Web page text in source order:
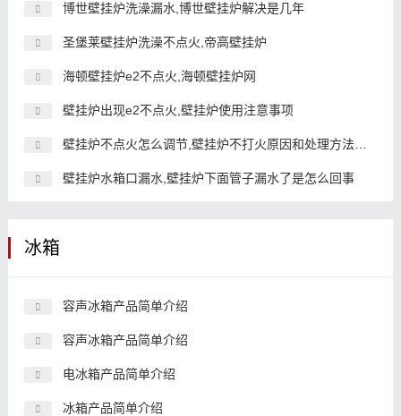
博世壁挂炉洗澡漏水,博世壁挂炉解决是几年
圣堡莱壁挂炉洗澡不点火,帝高壁挂炉
海顿壁挂炉e2不点火,海顿壁挂炉网
壁挂炉出现e2不点火,壁挂炉使用注意事项
壁挂炉不点火怎么调节,壁挂炉不打火原因和处理方法视频
壁挂炉水箱口漏水,壁挂炉下面管子漏水了是怎么回事
冰箱
容声冰箱产品简单介绍
容声冰箱产品简单介绍
电冰箱产品简单介绍
冰箱产品简单介绍